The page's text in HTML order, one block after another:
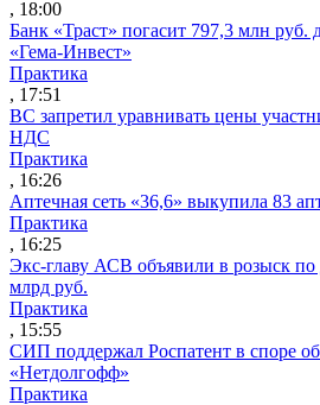
, 18:00
Банк «Траст» погасит 797,3 млн руб.
«Гема-Инвест»
Практика
, 17:51
ВС запретил уравнивать цены
НДС
Практика
, 16:26
Аптечная сеть «36,6» выкупила 83
Практика
, 16:25
Экс-главу АСВ объявили в розыск
млрд руб.
Практика
, 15:55
СИП поддержал Роспатент в споре
«Нетдолгофф»
Практика